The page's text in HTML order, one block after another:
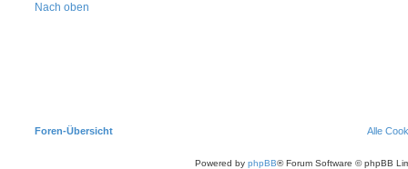
Nach oben
Foren-Übersicht Alle
Powered by phpBB® Forum Software © phpBB